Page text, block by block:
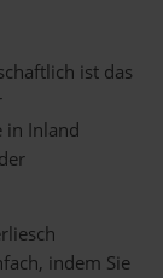
ist das
in Inland
indem Sie